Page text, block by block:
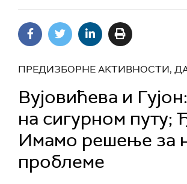
ПРЕДИЗБОРНЕ АКТИВНОСТИ,
Вујовићева и
на сигурном путу;
Имамо решење за
проблеме